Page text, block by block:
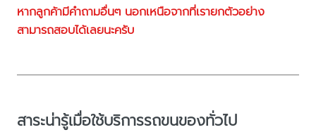
หากลูกค้ามีคำถามอื่นๆ นอกเหนือจากที่เรายกตัวอย่าง
สามารถสอบได้เลยนะครับ
สาระน่ารู้เมื่อใช้บริการรถขนของทั่วไป